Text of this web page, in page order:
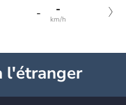
- -
km/h
l'étranger